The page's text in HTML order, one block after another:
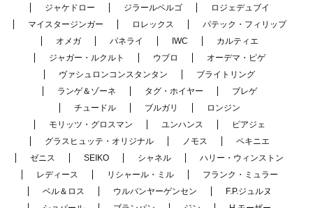
ジャケドロー
ジラールペルゴ
ロジェデュブイ
マイスタージンガー
ロレックス
パテック・フィリップ
オメガ
パネライ IWC
カルティエ
ジャガー・ルクルト
ウブロ
オーデマ・ピゲ
ヴァシュロンコンスタンタン
ブライトリング
ランゲ＆ゾーネ
タグ・ホイヤー
ブレゲ
チュードル
ブルガリ
ロンジン
モリッツ・グロスマン
ユンハンス
ピアジェ
グラスヒュッテ・オリジナル
ノモス
ペキニエ
ゼニス
SEIKO シャネル
ハリー・ウィンストン
レディース
リシャール・ミル
フランク・ミュラー
ベル＆ロス
ウルバンヤーゲンセン
F.P.ジュルヌ